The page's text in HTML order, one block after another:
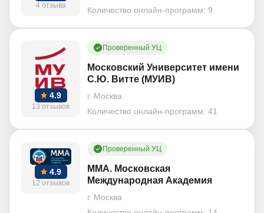
4 отзыва
Количество онлайн-программ: 9
4.9
13 отзывов
Проверенный УЦ
Московский Университет имени
С.Ю. Витте (МУИВ)
г. Москва
Количество онлайн-программ: 41
4.9
12 отзывов
Проверенный УЦ
ММА. Московская
Международная Академия
г. Москва